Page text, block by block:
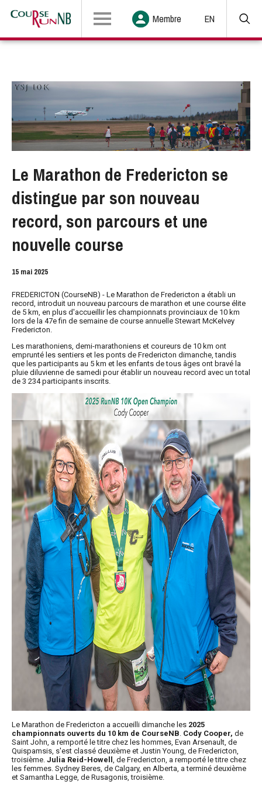
Membre EN
Le Marathon de Fredericton se
distingue par son nouveau
record, son parcours et une
nouvelle course
15 mai 2025
FREDERICTON (CourseNB) - Le Marathon de Fredericton a établi un
record, introduit un nouveau parcours de marathon et une course élite
de 5 km, en plus d'accueillir les championnats provinciaux de 10 km
lors de la 47e fin de semaine de course annuelle Stewart McKelvey
Fredericton.
Les marathoniens, demi-marathoniens et coureurs de 10 km ont
emprunté les sentiers et les ponts de Fredericton dimanche, tandis
que les participants au 5 km et les enfants de tous âges ont bravé la
pluie diluvienne de samedi pour établir un nouveau record avec un total
de 3 234 participants inscrits.
Le Marathon de Fredericton a accueilli dimanche les 2025
championnats ouverts du 10 km de CourseNB. Cody Cooper, de
Saint John, a remporté le titre chez les hommes, Evan Arsenault, de
Quispamsis, s'est classé deuxième et Justin Young, de Fredericton,
troisième. Julia Reid-Howell , de Fredericton, a remporté le titre chez
les femmes. Sydney Beres, de Calgary, en Alberta, a terminé deuxième
et Samantha Legge, de Rusagonis, troisième.